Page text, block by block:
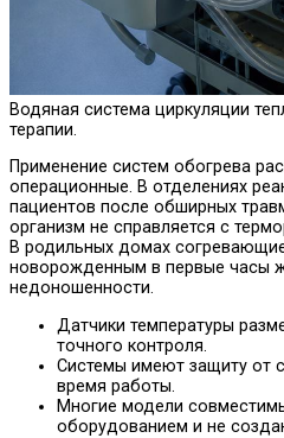
Водяная система циркуляции
терапии.
Применение систем обогрева
операционные. В отделениях
пациентов после обширных
организм не справляется с
В родильных домах
новорожденным в первые часы
недоношенности.
Датчики температуры
точного контроля.
Системы имеют защиту от
время работы.
Многие модели
оборудованием и не